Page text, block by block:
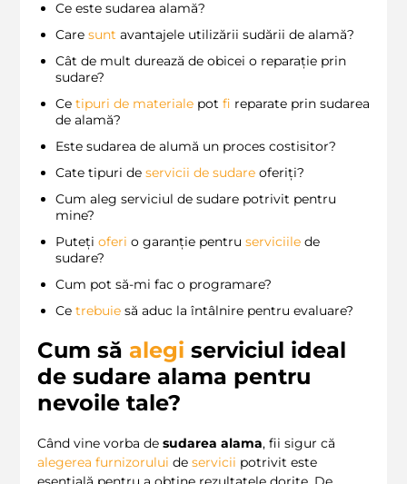
Ce este sudarea alamă?
Care sunt avantajele utilizării sudării de alamă?
Cât de mult durează de obicei o reparație prin
sudare?
Ce tipuri de materiale pot fi reparate prin sudarea
de alamă?
Este sudarea de alumă un proces costisitor?
Cate tipuri de servicii de sudare oferiți?
Cum aleg serviciul de sudare potrivit pentru
mine?
Puteți oferi o garanție pentru serviciile de
sudare?
Cum pot să-mi fac o programare?
Ce trebuie să aduc la întâlnire pentru evaluare?
Cum să alegi serviciul ideal
de sudare alama pentru
nevoile tale?
Când vine vorba de sudarea alama, fii sigur că
alegerea furnizorului de servicii potrivit este